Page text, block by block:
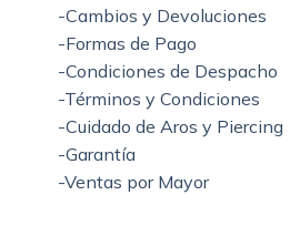
-Cambios y Devoluciones
-Formas de Pago
-Condiciones de Despacho
-Términos y Condiciones
-Cuidado de Aros y Piercing
-Garantía
-Ventas por Mayor